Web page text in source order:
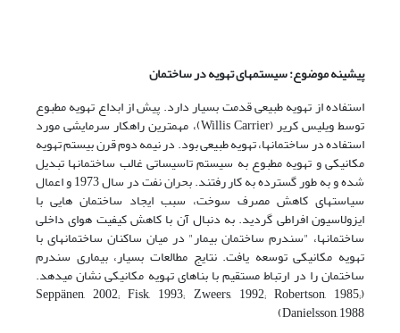
پیشینه موضوع: سیستم­های تهویه در ساختمان
استفاده از تهویه طبیعی قدمت بسیار دارد. پیش از ابداع تهویه مطبوع
توسط ویلیس کریر (Willis Carrier)، مهمترین راهکار سرمایشی مورد
استفاده در ساختمان­ها، تهویه طبیعی بود. در نیمه دوم قرن بیستم تهویه
مکانیکی و تهویه مطبوع به سیستم تاسیساتی غالب ساختمان­ها تبدیل
شده و به طور گسترده به کار رفتند. بحران نفت در سال 1973 و اعمال
سیاست­های کاهش مصرف سوخت، سبب ایجاد ساختمان هایی با
ایزولاسیون افراطی گردید. به دنبال آن با کاهش کیفیت هوای داخلی
ساختمان­ها، "سندرم ساختمان بیمار" در میان ساکنان ساختمان­های با
تهویه مکانیکی توسعه یافت. نتایج مطالعات بسیار، بیماری سندرم
ساختمان را در ارتباط مستقیم با بناهای تهویه مکانیکی نشان می­دهد.
(Seppänen, 2002; Fisk, 1993; Zweers, 1992; Robertson, 1985;
Danielsson, 1988)